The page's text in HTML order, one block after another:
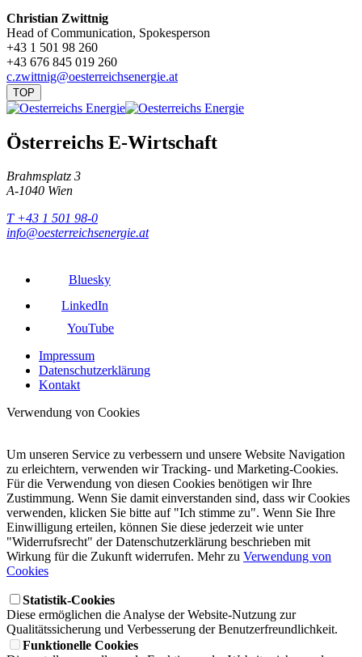
Christian Zwittnig
Head of Communication, Spokesperson
+43 1 501 98 260
+43 676 845 019 260
c.zwittnig@oesterreichsenergie.at
TOP
Österreichs E-Wirtschaft
Brahmsplatz 3
A-1040 Wien
T +43 1 501 98-0
info@oesterreichsenergie.at
Bluesky
LinkedIn
YouTube
Impressum
Datenschutzerklärung
Kontakt
Verwendung von Cookies
Um unseren Service zu verbessern und unsere Website Navigation
zu erleichtern, verwenden wir Tracking- und Marketing-Cookies.
Für die Verwendung von diesen Cookies benötigen wir Ihre
Zustimmung. Wenn Sie damit einverstanden sind, dass wir Cookies
verwenden, klicken Sie bitte auf "Ich stimme zu". Wenn Sie Ihre
Einwilligung erteilen, können Sie diese jederzeit wie unter
"Widerrufsrecht" der Datenschutzerklärung beschrieben mit
Wirkung für die Zukunft widerrufen. Mehr zu Verwendung von
Cookies
Statistik-Cookies
Diese ermöglichen die Analyse der Website-Nutzung zur
Qualitätssicherung und Verbesserung der Benutzerfreundlichkeit.
Funktionelle Cookies